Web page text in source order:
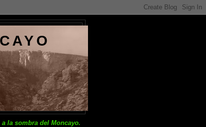
la sombra del Moncayo.